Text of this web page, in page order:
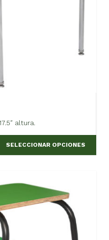
altura.
SELECCIONAR OPCIONES